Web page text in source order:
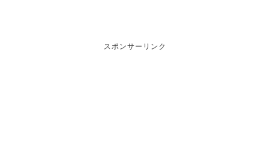
スポンサーリンク